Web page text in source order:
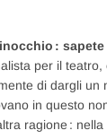
:
per il
di dargli un
in questo
ragione :